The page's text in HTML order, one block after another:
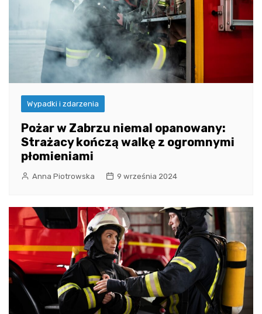
Wypadki i zdarzenia
Pożar w Zabrzu niemal opanowany:
Strażacy kończą walkę z ogromnymi
płomieniami
Anna Piotrowska 9 września 2024